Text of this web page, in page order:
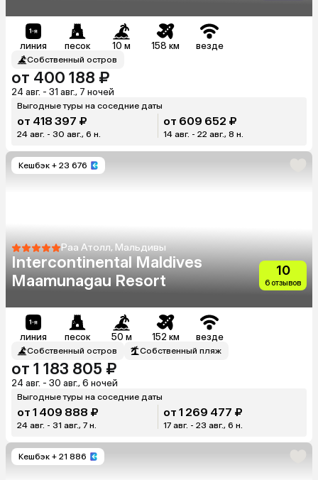
линия песок 10 м 158 км везде
Собственный остров
от 400 188 ₽
24 авг. - 31 авг., 7 ночей
Выгодные туры на соседние даты
от 418 397 ₽
24 авг. - 30 авг., 6 н.
от 609 652 ₽
14 авг. - 22 авг., 8 н.
Кешбэк + 23 676
Раа Атолл, Мальдивы
Intercontinental Maldives
Maamunagau Resort
10
6 отзывов
линия песок 50 м 152 км везде
Собственный остров Собственный пляж
от 1 183 805 ₽
24 авг. - 30 авг., 6 ночей
Выгодные туры на соседние даты
от 1 409 888 ₽
24 авг. - 31 авг., 7 н.
от 1 269 477 ₽
17 авг. - 23 авг., 6 н.
Кешбэк + 21 886